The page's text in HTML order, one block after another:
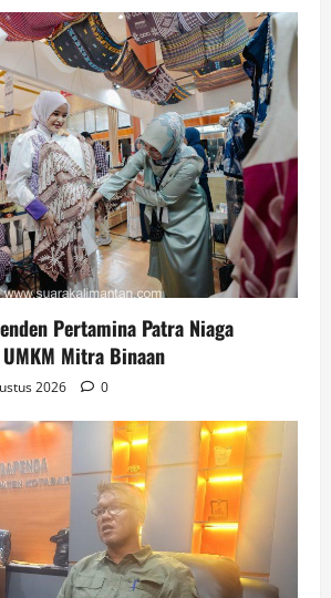
Pertamina Patra Niaga
Mitra Binaan
2026 0